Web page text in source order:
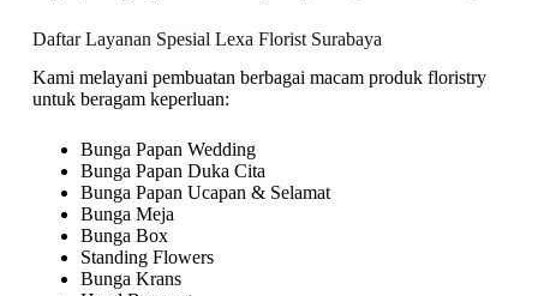
Daftar Layanan Spesial Lexa Florist Surabaya
Kami melayani pembuatan berbagai macam produk floristry
untuk beragam keperluan:
Bunga Papan Wedding
Bunga Papan Duka Cita
Bunga Papan Ucapan & Selamat
Bunga Meja
Bunga Box
Standing Flowers
Bunga Krans